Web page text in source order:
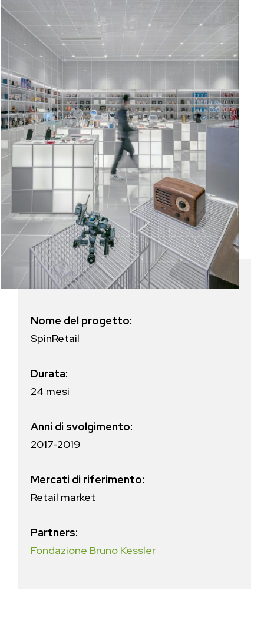
Nome del progetto:
SpinRetail
Durata:
24 mesi
Anni di svolgimento:
2017-2019
Mercati di riferimento:
Retail market
Partners:
Fondazione Bruno Kessler